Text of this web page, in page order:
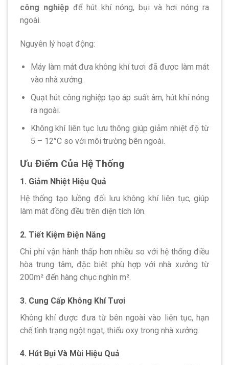
công nghiệp để hút khí nóng, bụi và hơi nóng ra
ngoài.
Nguyên lý hoạt động:
Máy làm mát đưa không khí tươi đã được làm mát
vào nhà xưởng.
Quạt hút công nghiệp tạo áp suất âm, hút khí nóng
ra ngoài.
Không khí liên tục lưu thông giúp giảm nhiệt độ từ
5 – 12°C so với môi trường bên ngoài.
Ưu Điểm Của Hệ Thống
1. Giảm Nhiệt Hiệu Quả
Hệ thống tạo luồng đối lưu không khí liên tục, giúp
làm mát đồng đều trên diện tích lớn.
2. Tiết Kiệm Điện Năng
Chi phí vận hành thấp hơn nhiều so với hệ thống điều
hòa trung tâm, đặc biệt phù hợp với nhà xưởng từ
200m² đến hàng chục nghìn m².
3. Cung Cấp Không Khí Tươi
Không khí được đưa từ bên ngoài vào liên tục, hạn
chế tình trạng ngột ngạt, thiếu oxy trong nhà xưởng.
4. Hút Bụi Và Mùi Hiệu Quả